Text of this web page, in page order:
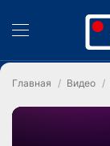
Главная Видео